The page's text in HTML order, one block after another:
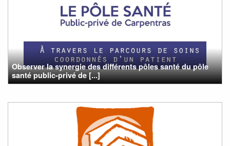
Observer la synergie des différents pôles santé du pôle
santé public-privé de [...]